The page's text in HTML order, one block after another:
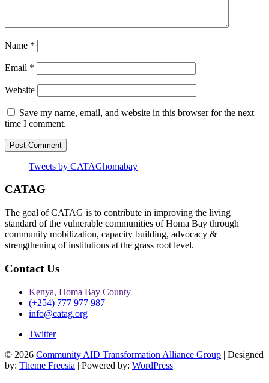
Name *
Email *
Website
Save my name, email, and website in this browser for the next
time I comment.
Tweets by CATAGhomabay
CATAG
The goal of CATAG is to contribute in improving the living
standard of the vulnerable communities of Homa Bay through
community mobilization, capacity building, advocacy &
strengthening of institutions at the grass root level.
Contact Us
Kenya, Homa Bay County
(+254) 777 977 987
info@catag.org
Twitter
© 2026 Community AID Transformation Alliance Group | Designed
by: Theme Freesia | Powered by: WordPress